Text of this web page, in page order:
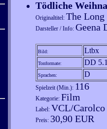
Tödliche
Originaltitel: The
Darsteller / Info: Geena
Bild: Ltbx
Tonformate: DD
Sprachen: D
Spielzeit (Min.): 116
Kategorie: Film
Label: VCL/Carolco
Preis: 30,90 EUR